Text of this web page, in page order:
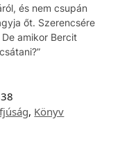
és nem csupán
őt. Szerencsére
amikor Bercit
, Könyv